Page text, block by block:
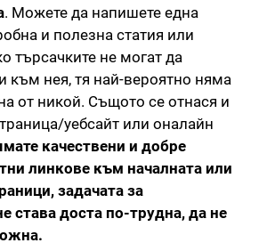
. Можете да напишете една
и полезна статия или
търсачките не могат да
към нея, тя най-вероятно няма
от никой. Същото се отнася и
уебсайт или оналайн
качествени и добре
линкове към началната или
задачата за
става доста по-трудна, да не